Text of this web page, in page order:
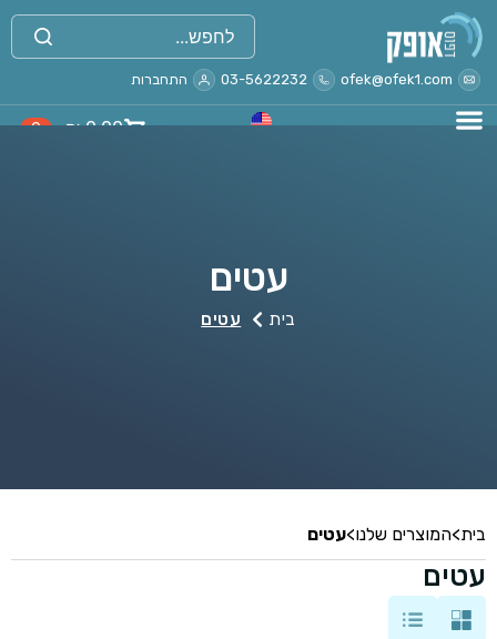
ofek@ofek1.com
03-5622232 התחברות
₪ 0.00
0
עטים
בית עטים
בית>המוצרים שלנו>עטים
עטים